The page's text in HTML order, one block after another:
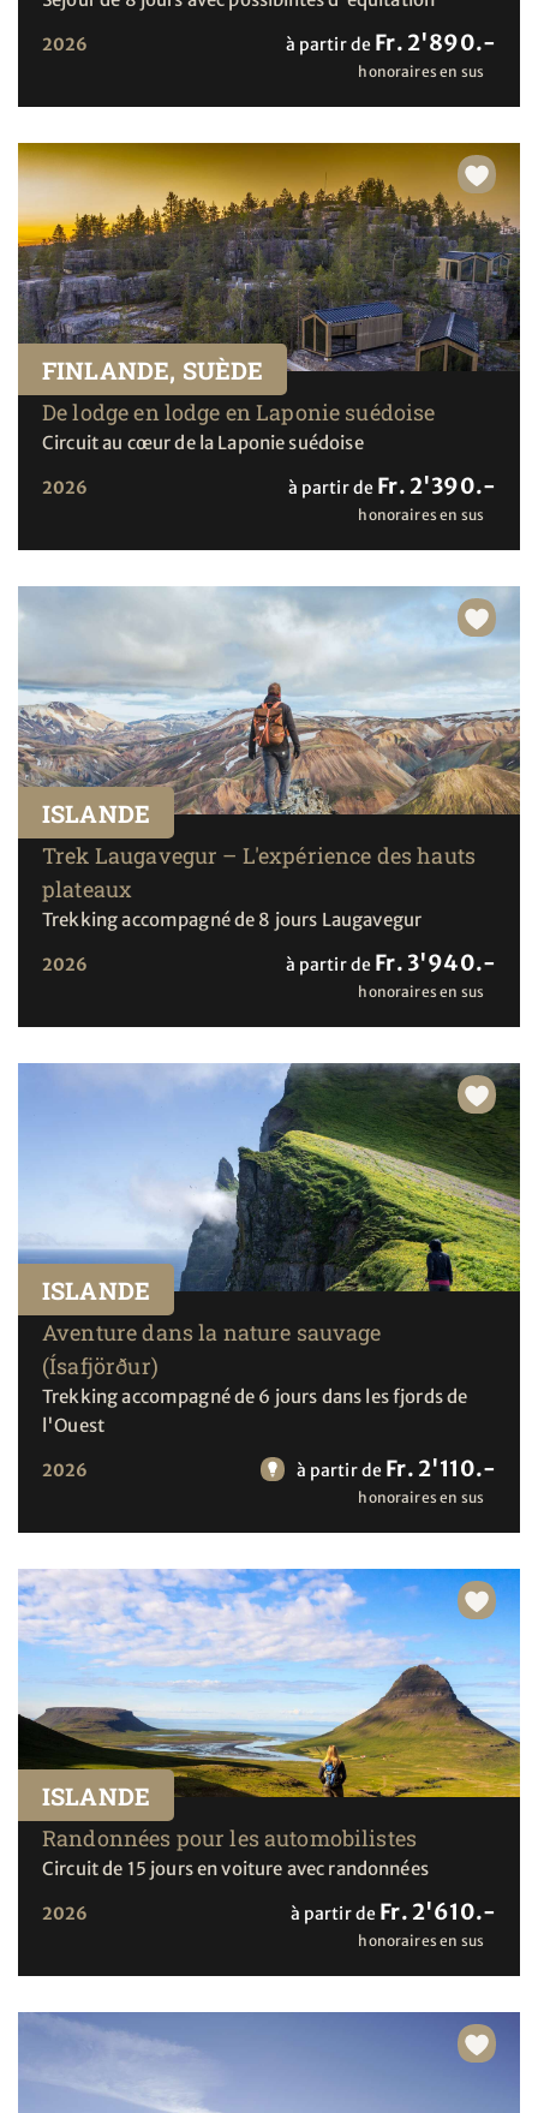
2026 à partir de Fr. 2'890.-
honoraires en sus
FINLANDE, SUÈDE
De lodge en lodge en Laponie suédoise
Circuit au cœur de la Laponie suédoise
2026 à partir de Fr. 2'390.-
honoraires en sus
ISLANDE
Trek Laugavegur – L'expérience des hauts
plateaux
Trekking accompagné de 8 jours Laugavegur
2026 à partir de Fr. 3'940.-
honoraires en sus
ISLANDE
Aventure dans la nature sauvage
(Ísafjörður)
Trekking accompagné de 6 jours dans les fjords de
l'Ouest
2026 à partir de Fr. 2'110.-
honoraires en sus
ISLANDE
Randonnées pour les automobilistes
Circuit de 15 jours en voiture avec randonnées
2026 à partir de Fr. 2'610.-
honoraires en sus